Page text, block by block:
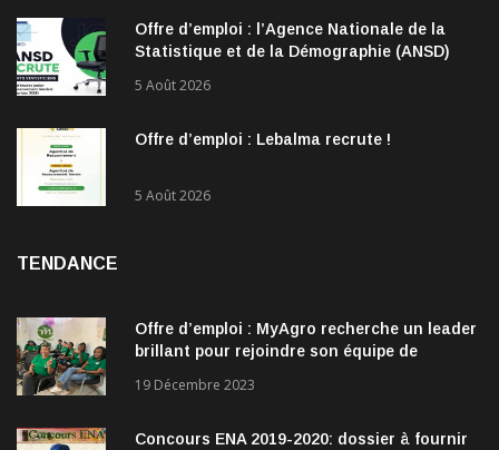
Offre d’emploi : l’Agence Nationale de la
Statistique et de la Démographie (ANSD)
5 Août 2026
Offre d’emploi : Lebalma recrute !
5 Août 2026
TENDANCE
Offre d’emploi : MyAgro recherche un leader
brillant pour rejoindre son équipe de
19 Décembre 2023
Concours ENA 2019-2020: dossier à fournir